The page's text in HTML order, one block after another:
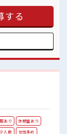
ランクがあっても
！ ≪髪型自由
ければOKです！
で、 毎日の服装
給だらけの派遣
んびりスマホチ
する
あり
休憩室あり
少人数
女性多め